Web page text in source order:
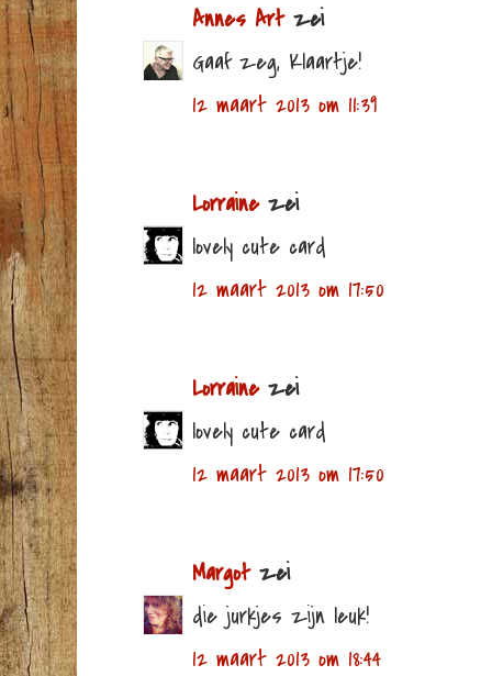
Annes Artzei
Gaaf zeg, Klaartje!
12 maart 2013 om 11:39
Lorrainezei
lovely cute card
12 maart 2013 om 17:50
Lorrainezei
lovely cute card
12 maart 2013 om 17:50
Margotzei
die jurkjes zijn leuk!
12 maart 2013 om 18:44